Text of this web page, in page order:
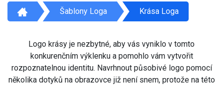
Šablony Loga Krása Loga
Logo krásy je nezbytné, aby vás vyniklo v tomto
konkurenčním výklenku a pomohlo vám vytvořit
rozpoznatelnou identitu. Navrhnout působivé logo pomocí
několika dotyků na obrazovce již není snem, protože na této